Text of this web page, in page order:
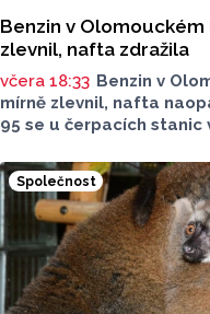
Benzin v
zlevnil, nafta zdražila
včera 18:33 Benzin v
mírně zlevnil, nafta
95 se u čerpacích stanic
O 84 haléřů zdražila
44,84 koruny. Podle
sleduje, je benzin v
před rokem, za naftu
koruny méně.
Společnost